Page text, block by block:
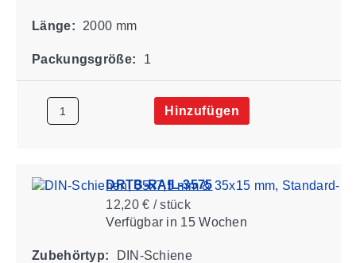
Länge: 2000 mm
Packungsgröße: 1
Hinzufügen
DRTB-RAIL-3575
12,20 € / stück
Verfügbarin 15 Wochen
Zubehörtyp: DIN-Schiene